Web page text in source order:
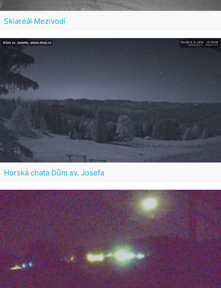
Skiareál Mezivodí
Horská chata Dům sv. Josefa